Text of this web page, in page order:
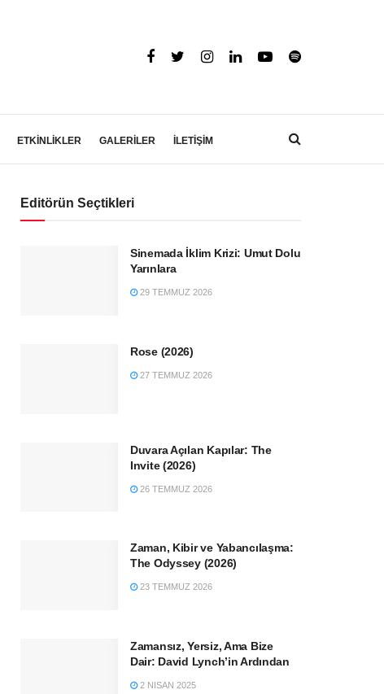
ETKİNLİKLER GALERİLER İLETİŞİM
Editörün Seçtikleri
Sinemada İklim Krizi: Umut Dolu
Yarınlara
29 TEMMUZ 2026
Rose (2026)
27 TEMMUZ 2026
Duvara Açılan Kapılar: The
Invite (2026)
26 TEMMUZ 2026
Zaman, Kibir ve Yabancılaşma:
The Odyssey (2026)
23 TEMMUZ 2026
Zamansız, Yersiz, Ama Bize
Dair: David Lynch’in Ardından
2 NISAN 2025